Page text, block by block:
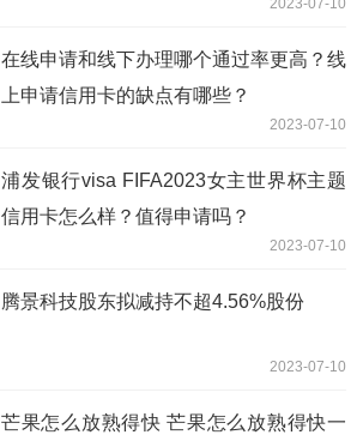
2023-07-10
在线申请和线下办理哪个通过率更高？线
上申请信用卡的缺点有哪些？
2023-07-10
浦发银行visa FIFA2023女主世界杯主题
信用卡怎么样？值得申请吗？
2023-07-10
腾景科技股东拟减持不超4.56%股份
2023-07-10
芒果怎么放熟得快 芒果怎么放熟得快一